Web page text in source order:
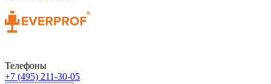
Телефоны
+7 (495) 211-30-05